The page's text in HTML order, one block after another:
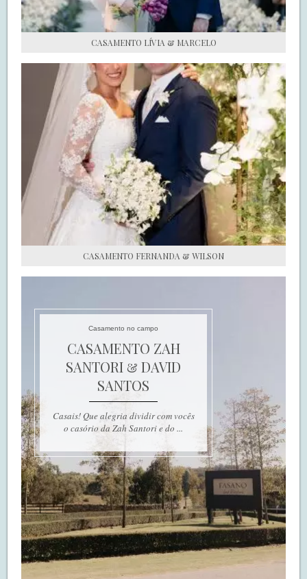
CASAMENTO LÍVIA & MARCELO
CASAMENTO FERNANDA & WILSON
Casamento no campo
CASAMENTO ZAH
SANTORI & DAVID
SANTOS
Casais! Que alegria dividir com vocês
o casório da Zah Santori e do ...